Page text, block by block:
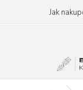
obsah
Jak